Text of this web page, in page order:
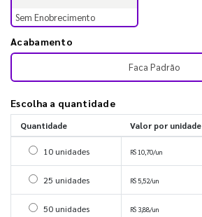
Sem Enobrecimento
Acabamento
Faca Padrão
Escolha a quantidade
Quantidade Valor por unidade
Selecionar 10 unidades
10 unidades R$ 10,70/un
Selecionar 25 unidades
25 unidades R$ 5,52/un
Selecionar 50 unidades
50 unidades R$ 3,88/un